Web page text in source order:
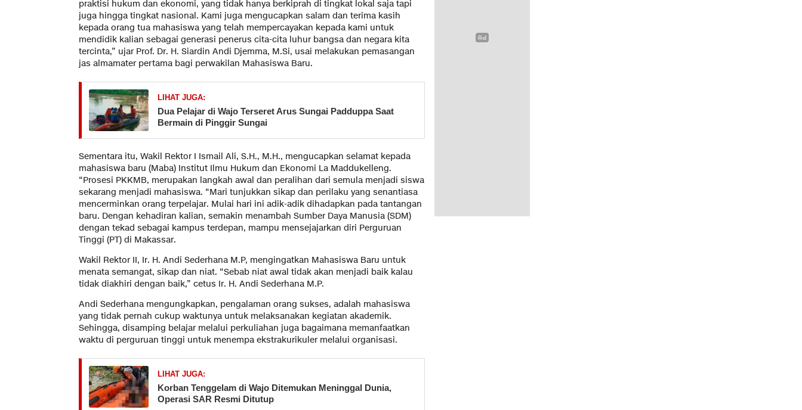
praktisi hukum dan ekonomi, yang tidak hanya berkiprah di tingkat lokal saja tapi
juga hingga tingkat nasional. Kami juga mengucapkan salam dan terima kasih
kepada orang tua mahasiswa yang telah mempercayakan kepada kami untuk
mendidik kalian sebagai generasi penerus cita-cita luhur bangsa dan negara kita
tercinta,” ujar Prof. Dr. H. Siardin Andi Djemma, M.Si, usai melakukan pemasangan
jas almamater pertama bagi perwakilan Mahasiswa Baru.
LIHAT JUGA:
Dua Pelajar di Wajo Terseret Arus Sungai Padduppa Saat
Bermain di Pinggir Sungai
Sementara itu, Wakil Rektor I Ismail Ali, S.H., M.H., mengucapkan selamat kepada
mahasiswa baru (Maba) Institut Ilmu Hukum dan Ekonomi La Maddukelleng.
“Prosesi PKKMB, merupakan langkah awal dan peralihan dari semula menjadi siswa
sekarang menjadi mahasiswa. “Mari tunjukkan sikap dan perilaku yang senantiasa
mencerminkan orang terpelajar. Mulai hari ini adik-adik dihadapkan pada tantangan
baru. Dengan kehadiran kalian, semakin menambah Sumber Daya Manusia (SDM)
dengan tekad sebagai kampus terdepan, mampu mensejajarkan diri Perguruan
Tinggi (PT) di Makassar.
Wakil Rektor II, Ir. H. Andi Sederhana M.P, mengingatkan Mahasiswa Baru untuk
menata semangat, sikap dan niat. “Sebab niat awal tidak akan menjadi baik kalau
tidak diakhiri dengan baik,” cetus Ir. H. Andi Sederhana M.P.
Andi Sederhana mengungkapkan, pengalaman orang sukses, adalah mahasiswa
yang tidak pernah cukup waktunya untuk melaksanakan kegiatan akademik.
Sehingga, disamping belajar melalui perkuliahan juga bagaimana memanfaatkan
waktu di perguruan tinggi untuk menempa ekstrakurikuler melalui organisasi.
LIHAT JUGA:
Korban Tenggelam di Wajo Ditemukan Meninggal Dunia,
Operasi SAR Resmi Ditutup